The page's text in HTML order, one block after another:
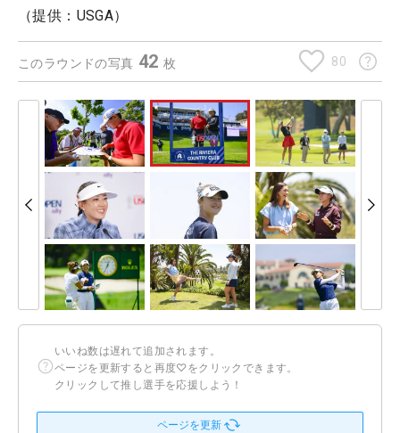
（提供：USGA）
このラウンドの写真 42枚 80
いいね数は遅れて追加されます。
ページを更新すると再度♡をクリックできます。
クリックして推し選手を応援しよう！
ページを更新